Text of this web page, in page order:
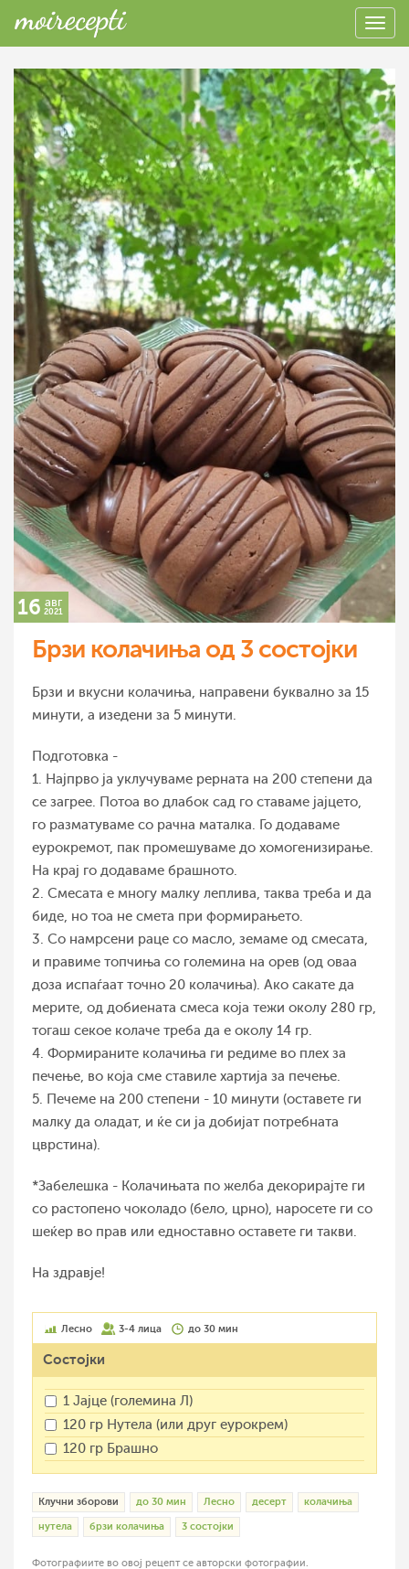
16 авг
2021
Брзи колачиња од 3 состојки
Брзи и вкусни колачиња, направени буквално за 15
минути, а изедени за 5 минути.
Подготовка -
1. Најпрво ја уклучуваме рерната на 200 степени да
се загрее. Потоа во длабок сад го ставаме јајцето,
го разматуваме со рачна маталка. Го додаваме
еурокремот, пак промешуваме до хомогенизирање.
На крај го додаваме брашното.
2. Смесата е многу малку леплива, таква треба и да
биде, но тоа не смета при формирањето.
3. Со намрсени раце со масло, зeмаме од смесата,
и правиме топчиња со големина на орев (од оваа
доза испаѓаат точно 20 колачиња). Ако сакате да
мерите, од добиената смеса која тежи околу 280 гр,
тогаш секое колаче треба да е околу 14 гр.
4. Формираните колачиња ги редиме во плех за
печење, во која сме ставиле хартија за печење.
5. Печеме на 200 степени - 10 минути (оставете ги
малку да оладат, и ќе си ја добијат потребната
цврстина).
*Забелешка - Колачињата по желба декорирајте ги
со растопено чоколадо (бело, црно), наросете ги со
шеќер во прав или едноставно оставете ги такви.
На здравје!
Лесно 3-4 лица до 30 мин
Состојки
1 Јајце (големина Л)
120 гр Нутела (или друг еурокрем)
120 гр Брашно
Клучни зборови до 30 мин Лесно десерт колачиња
нутела брзи колачиња 3 состојки
Фотографиите во овој рецепт се авторски фотографии.